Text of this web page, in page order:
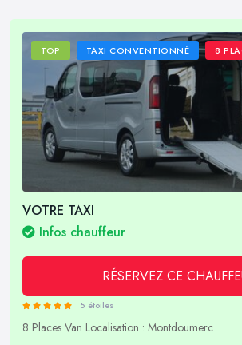
TOP TAXI CONVENTIONNÉ 8
VOTRE TAXI
Infos chauffeur
RÉSERVEZ CE
5 étoiles
8 Places Van Localisation : Montdoumerc